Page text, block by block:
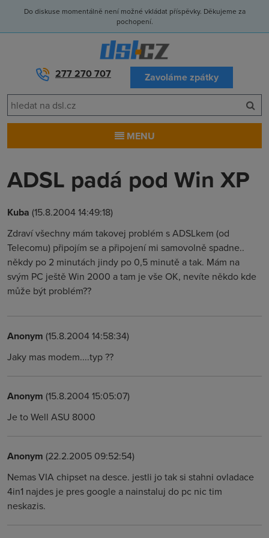
Do diskuse momentálně není možné vkládat příspěvky. Děkujeme za
pochopení.
277 270 707 Zavoláme zpátky
MENU
ADSL padá pod Win XP
Kuba (15.8.2004 14:49:18)
Zdraví všechny mám takovej problém s ADSLkem (od
Telecomu) připojím se a připojení mi samovolně spadne..
někdy po 2 minutách jindy po 0,5 minutě a tak. Mám na
svým PC ještě Win 2000 a tam je vše OK, nevíte někdo kde
může být problém??
Anonym (15.8.2004 14:58:34)
Jaky mas modem....typ ??
Anonym (15.8.2004 15:05:07)
Je to Well ASU 8000
Anonym (22.2.2005 09:52:54)
Nemas VIA chipset na desce. jestli jo tak si stahni ovladace
4in1 najdes je pres google a nainstaluj do pc nic tim
neskazis.